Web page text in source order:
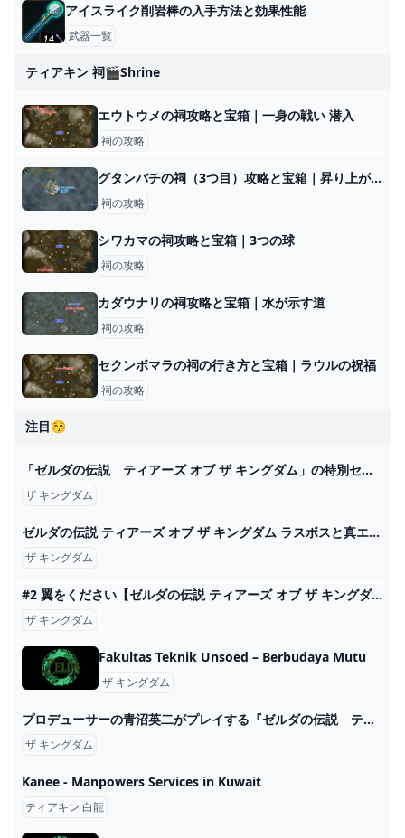
アイスライク削岩棒の入手方法と効果性能
武器一覧
ティアキン 祠🎬shrine
エウトウメの祠攻略と宝箱｜一身の戦い 潜入
祠の攻略
グタンバチの祠（3つ目）攻略と宝箱｜昇り上がる力
祠の攻略
シワカマの祠攻略と宝箱｜3つの球
祠の攻略
カダウナリの祠攻略と宝箱｜水が示す道
祠の攻略
セクンボマラの祠の行き方と宝箱｜ラウルの祝福
祠の攻略
注目😚
「ゼルダの伝説 ティアーズ オブ ザ キングダム」の特別セットが割引価格になるキャンペーンが本日5月28日まで - GAME Watch
ザ キングダム
ゼルダの伝説 ティアーズ オブ ザ キングダム ラスボスと真エンディング「UHD60fps４Ｋ」見るゲーム。 - YouTube
ザ キングダム
#2 翼をください【ゼルダの伝説 ティアーズ オブ ザ キングダム】 - YouTube
ザ キングダム
Fakultas Teknik Unsoed – Berbudaya Mutu
ザ キングダム
プロデューサーの青沼英二がプレイする『ゼルダの伝説 ティアーズ オブ ザ キングダム』 - YouTube
ザ キングダム
Kanee - Manpowers Services in Kuwait
ティアキン 白龍